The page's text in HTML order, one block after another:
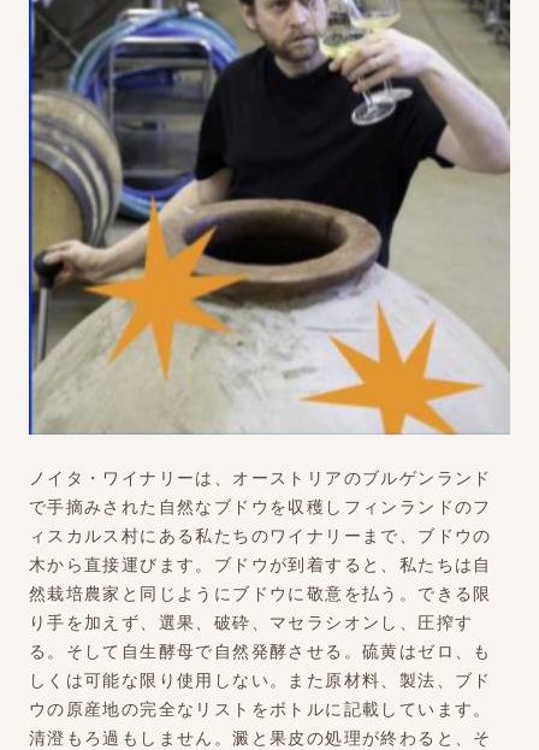
ノイタ・ワイナリーは、オーストリアのブルゲンランド
で手摘みされた自然なブドウを収穫しフィンランドのフ
ィスカルス村にある私たちのワイナリーまで、ブドウの
木から直接運びます。ブドウが到着すると、私たちは自
然栽培農家と同じようにブドウに敬意を払う。できる限
り手を加えず、選果、破砕、マセラシオンし、圧搾す
る。そして自生酵母で自然発酵させる。硫黄はゼロ、も
しくは可能な限り使用しない。また原材料、製法、ブド
ウの原産地の完全なリストをボトルに記載しています。
清澄もろ過もしません。澱と果皮の処理が終わると、そ